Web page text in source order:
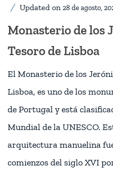
Updated on 28 de agosto,
Monasterio de los
Tesoro de Lisboa
El Monasterio de los
Lisboa, es uno de los
de Portugal y está
Mundial de la UNESCO.
arquitectura manuelina
comienzos del siglo XVI